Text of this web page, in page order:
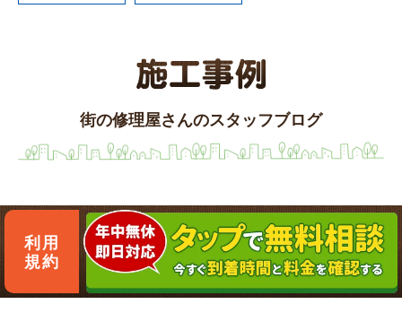
街の修理屋さんのスタッフブログ
利用
規約